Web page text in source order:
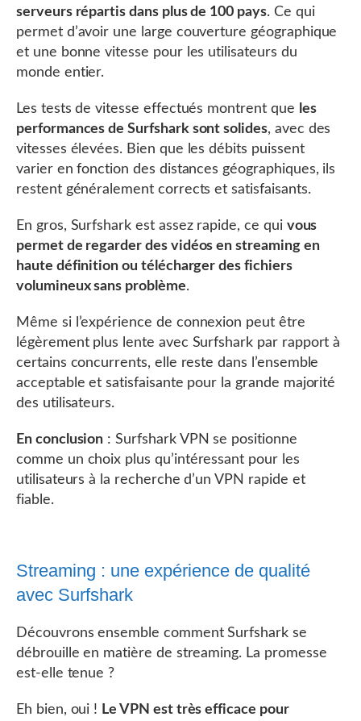
serveurs répartis dans plus de 100 pays. Ce qui
permet d’avoir une large couverture géographique
et une bonne vitesse pour les utilisateurs du
monde entier.
Les tests de vitesse effectués montrent que les
performances de Surfshark sont solides, avec des
vitesses élevées. Bien que les débits puissent
varier en fonction des distances géographiques, ils
restent généralement corrects et satisfaisants.
En gros, Surfshark est assez rapide, ce qui vous
permet de regarder des vidéos en streaming en
haute définition ou télécharger des fichiers
volumineux sans problème.
Même si l’expérience de connexion peut être
légèrement plus lente avec Surfshark par rapport à
certains concurrents, elle reste dans l’ensemble
acceptable et satisfaisante pour la grande majorité
des utilisateurs.
En conclusion : Surfshark VPN se positionne
comme un choix plus qu’intéressant pour les
utilisateurs à la recherche d’un VPN rapide et
fiable.
Streaming : une expérience de qualité
avec Surfshark
Découvrons ensemble comment Surfshark se
débrouille en matière de streaming. La promesse
est-elle tenue ?
Eh bien, oui ! Le VPN est très efficace pour